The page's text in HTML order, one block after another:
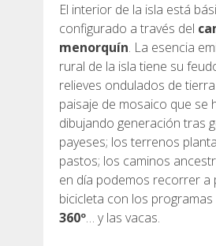
7 ETAPAS
6 ETAPAS
5 ETAPAS
4 ETAPAS
NON-STOP
El interior de la isla está
configurado a través del
menorquín. La esencia
rural de la isla tiene su
relieves ondulados de
paisaje de mosaico que se
dibujando generación tras
payeses; los terrenos
pastos; los caminos
en día podemos recorrer a
bicicleta con los programas
360º… y las vacas.